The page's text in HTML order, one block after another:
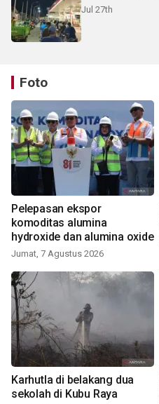
Jul 27th
Foto
Pelepasan ekspor
komoditas alumina
hydroxide dan alumina oxide
Jumat, 7 Agustus 2026
Karhutla di belakang dua
sekolah di Kubu Raya